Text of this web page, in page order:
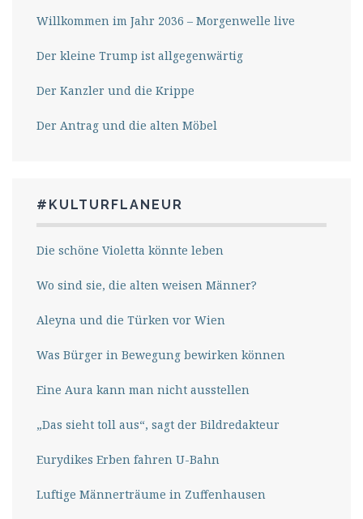
Willkommen im Jahr 2036 – Morgenwelle live
Der kleine Trump ist allgegenwärtig
Der Kanzler und die Krippe
Der Antrag und die alten Möbel
#KULTURFLANEUR
Die schöne Violetta könnte leben
Wo sind sie, die alten weisen Männer?
Aleyna und die Türken vor Wien
Was Bürger in Bewegung bewirken können
Eine Aura kann man nicht ausstellen
„Das sieht toll aus“, sagt der Bildredakteur
Eurydikes Erben fahren U-Bahn
Luftige Männerträume in Zuffenhausen